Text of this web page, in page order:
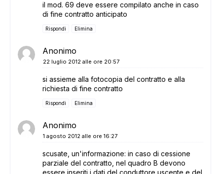
il mod. 69 deve essere compilato anche in caso
di fine contratto anticipato
Rispondi Elimina
Anonimo
22 luglio 2012 alle ore 20:57
si assieme alla fotocopia del contratto e alla
richiesta di fine contratto
Rispondi Elimina
Anonimo
1 agosto 2012 alle ore 16:27
scusate, un'informazione: in caso di cessione
parziale del contratto, nel quadro B devono
essere inseriti i dati del conduttore uscente e del